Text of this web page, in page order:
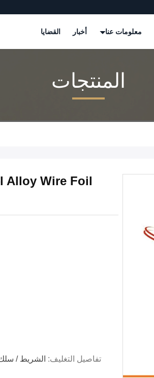
معلومات عنا أخبار القضايا
المنتجات
Alloy Wire Foil
تفاصيل التغليف: